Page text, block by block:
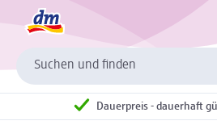
Suchen und finden
Dauerpreis - dauerhaft